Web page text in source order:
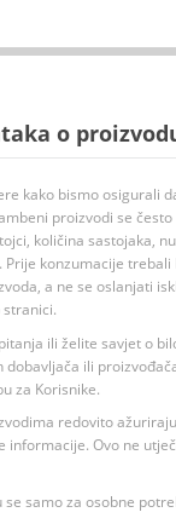
o
kako bismo osigurali
proizvodi se
količina sastojaka,
konzumacije
a ne se oslanjati
stranici.
ili želite savjet o
dobavljača ili
za Korisnike.
redovito
informacije. Ovo ne
samo za osobne